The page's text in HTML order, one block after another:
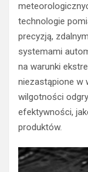
technologie
precyzją,
systemami
na warunki
niezastąpione w
wilgotności
efektywności,
produktów.